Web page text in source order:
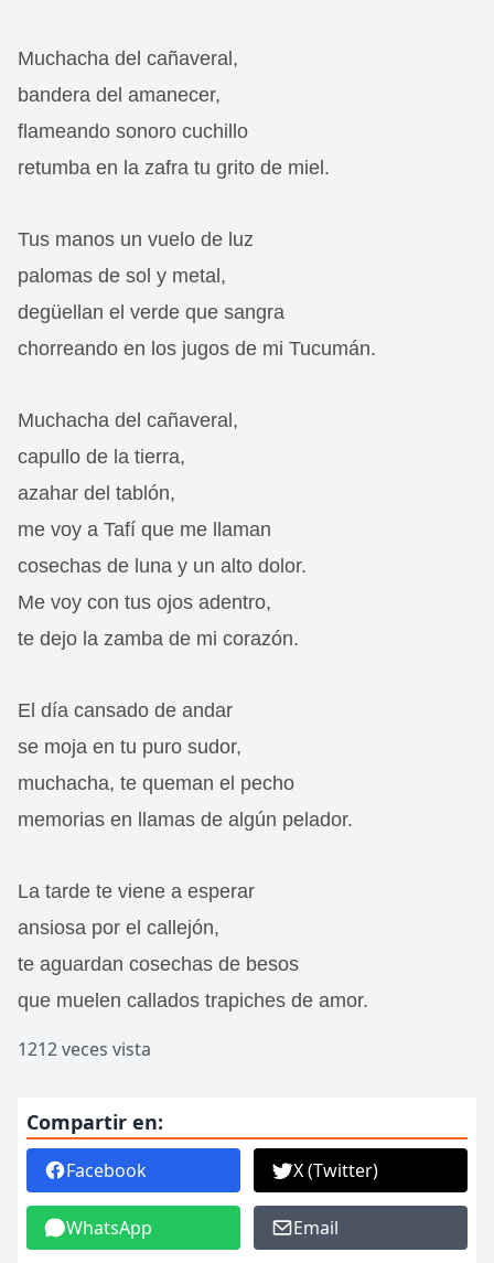
Muchacha del cañaveral,
bandera del amanecer,
flameando sonoro cuchillo
retumba en la zafra tu grito de miel.
Tus manos un vuelo de luz
palomas de sol y metal,
degüellan el verde que sangra
chorreando en los jugos de mi Tucumán.
Muchacha del cañaveral,
capullo de la tierra,
azahar del tablón,
me voy a Tafí que me llaman
cosechas de luna y un alto dolor.
Me voy con tus ojos adentro,
te dejo la zamba de mi corazón.
El día cansado de andar
se moja en tu puro sudor,
muchacha, te queman el pecho
memorias en llamas de algún pelador.
La tarde te viene a esperar
ansiosa por el callejón,
te aguardan cosechas de besos
que muelen callados trapiches de amor.
1212 veces vista
Compartir en:
Facebook X (Twitter)
WhatsApp Email